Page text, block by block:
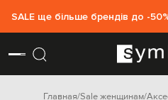
SALE ще більше брендів до -
Главная Sale женщинам